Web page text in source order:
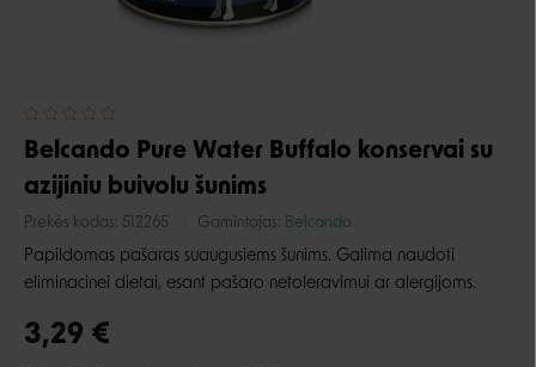
Belcando Pure Water Buffalo konservai su
azijiniu buivolu šunims
Prekės kodas: 512265 Gamintojas: Belcando
Papildomas pašaras suaugusiems šunims. Galima naudoti
eliminacinei dietai, esant pašaro netoleravimui ar alergijoms.
3,29 €